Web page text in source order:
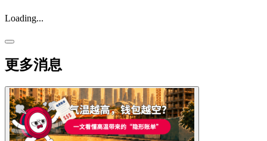
Loading...
更多消息